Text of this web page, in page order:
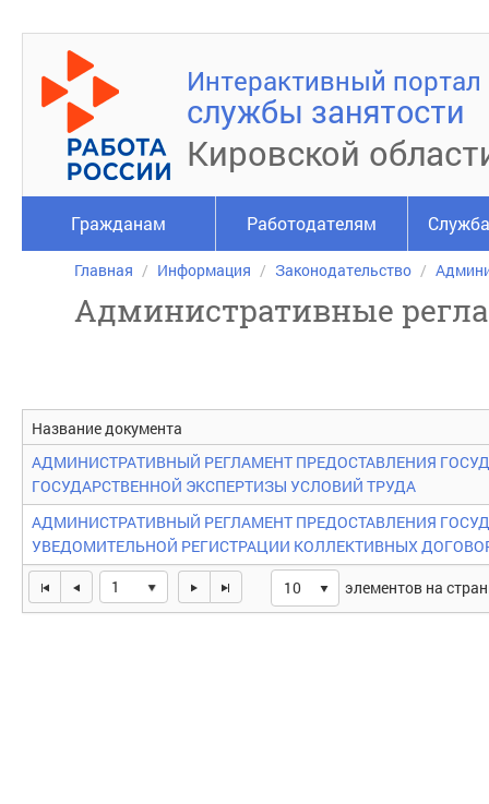
Интерактивный портал
службы занятости
Кировской
Гражданам Работодателям
Главная Информация Законодательство
Административные
Название документа
АДМИНИСТРАТИВНЫЙ РЕГЛАМЕНТ ПРЕДОСТАВЛЕНИЯ
ГОСУДАРСТВЕННОЙ ЭКСПЕРТИЗЫ УСЛОВИЙ ТРУДА
АДМИНИСТРАТИВНЫЙ РЕГЛАМЕНТ ПРЕДОСТАВЛЕНИЯ
УВЕДОМИТЕЛЬНОЙ РЕГИСТРАЦИИ КОЛЛЕКТИВНЫХ
1
10 элементов на